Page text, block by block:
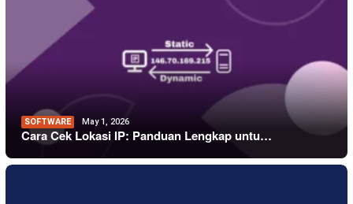
SOFTWARE May 1, 2026
Cara Cek Lokasi IP: Panduan Lengkap untu…